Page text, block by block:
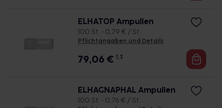
ELHATOP Ampullen
100 St. • 0,79 € / St.
Pflichtangaben und Details
79,06 € 1, 3
ELHAGNAPHAL Ampullen
100 St. • 0,76 € / St.